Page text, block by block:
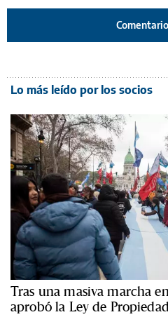
Lo más leído por los socios
Tras una masiva marcha
aprobó la Ley de